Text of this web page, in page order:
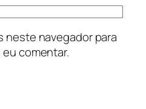
neste navegador para
comentar.